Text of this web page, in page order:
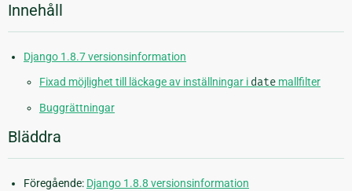
Innehåll
Django 1.8.7 versionsinformation
Fixad möjlighet till läckage av inställningar i date mallfilter
Buggrättningar
Bläddra
Föregående: Django 1.8.8 versionsinformation